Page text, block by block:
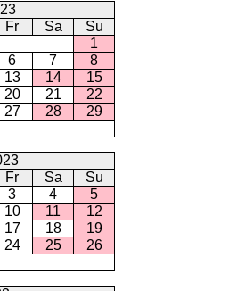
Fr Sa
Su
1
6 7
8
13 14
15
20 21
22
27 28
29
Fr Sa
Su
3 4
5
10 11
12
17 18
19
24 25
26